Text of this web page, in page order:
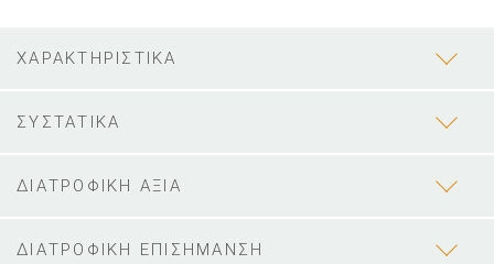
ΧΑΡΑΚΤΗΡΙΣΤΙΚΑ
ΣΥΣΤΑΤΙΚΑ
ΔΙΑΤΡΟΦΙΚΗ ΑΞΙΑ
ΔΙΑΤΡΟΦΙΚΗ ΕΠΙΣΗΜΑΝΣΗ